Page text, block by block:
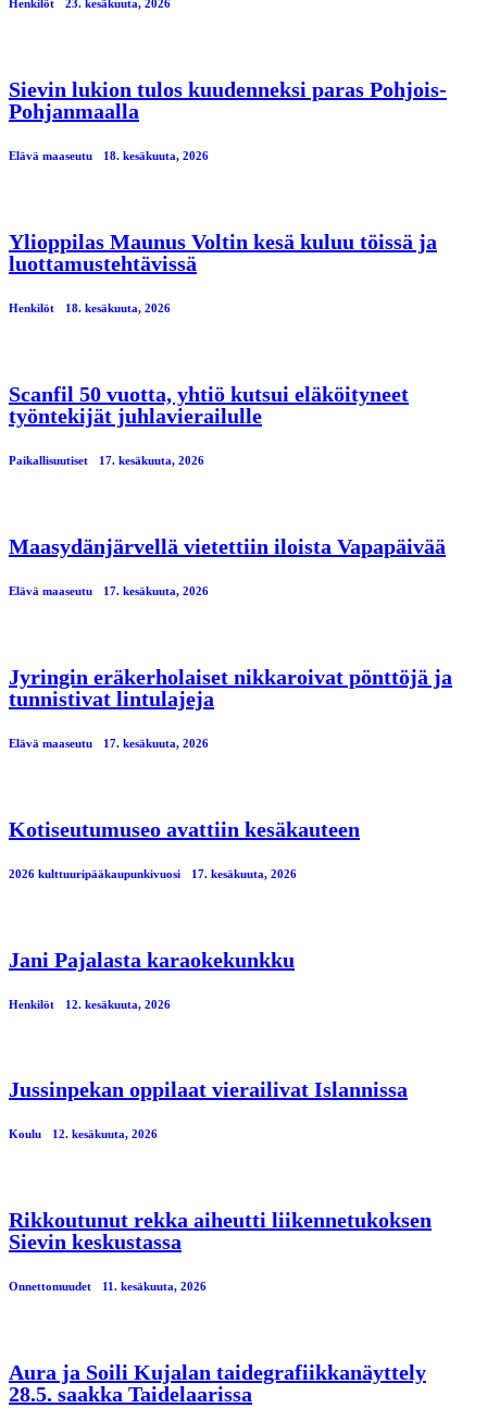
Henkilöt 23. kesäkuuta, 2026
Sievin lukion tulos kuudenneksi paras Pohjois-
Pohjanmaalla
Elävä maaseutu 18. kesäkuuta, 2026
Ylioppilas Maunus Voltin kesä kuluu töissä ja
luottamustehtävissä
Henkilöt 18. kesäkuuta, 2026
Scanfil 50 vuotta, yhtiö kutsui eläköityneet
työntekijät juhlavierailulle
Paikallisuutiset 17. kesäkuuta, 2026
Maasydänjärvellä vietettiin iloista Vapapäivää
Elävä maaseutu 17. kesäkuuta, 2026
Jyringin eräkerholaiset nikkaroivat pönttöjä ja
tunnistivat lintulajeja
Elävä maaseutu 17. kesäkuuta, 2026
Kotiseutumuseo avattiin kesäkauteen
2026 kulttuuripääkaupunkivuosi 17. kesäkuuta, 2026
Jani Pajalasta karaokekunkku
Henkilöt 12. kesäkuuta, 2026
Jussinpekan oppilaat vierailivat Islannissa
Koulu 12. kesäkuuta, 2026
Rikkoutunut rekka aiheutti liikennetukoksen
Sievin keskustassa
Onnettomuudet 11. kesäkuuta, 2026
Aura ja Soili Kujalan taidegrafiikkanäyttely
28.5. saakka Taidelaarissa